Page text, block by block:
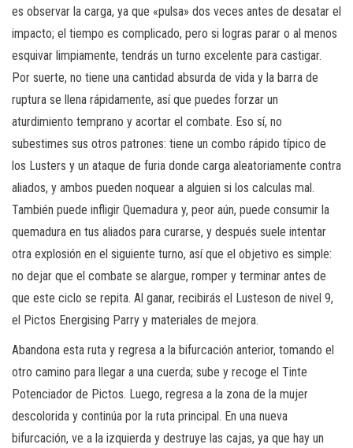
es observar la carga, ya que «pulsa» dos veces antes de desatar el
impacto; el tiempo es complicado, pero si logras parar o al menos
esquivar limpiamente, tendrás un turno excelente para castigar.
Por suerte, no tiene una cantidad absurda de vida y la barra de
ruptura se llena rápidamente, así que puedes forzar un
aturdimiento temprano y acortar el combate. Eso sí, no
subestimes sus otros patrones: tiene un combo rápido típico de
los Lusters y un ataque de furia donde carga aleatoriamente contra
aliados, y ambos pueden noquear a alguien si los calculas mal.
También puede infligir Quemadura y, peor aún, puede consumir la
quemadura en tus aliados para curarse, y después suele intentar
otra explosión en el siguiente turno, así que el objetivo es simple:
no dejar que el combate se alargue, romper y terminar antes de
que este ciclo se repita. Al ganar, recibirás el Lusteson de nivel 9,
el Pictos Energising Parry y materiales de mejora.
Abandona esta ruta y regresa a la bifurcación anterior, tomando el
otro camino para llegar a una cuerda; sube y recoge el Tinte
Potenciador de Pictos. Luego, regresa a la zona de la mujer
descolorida y continúa por la ruta principal. En una nueva
bifurcación, ve a la izquierda y destruye las cajas, ya que hay un